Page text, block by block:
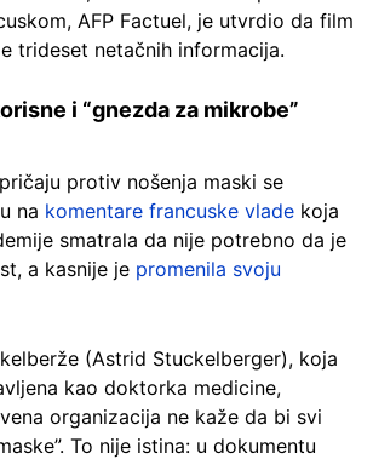
AFP Factuel, je utvrdio da film
trideset netačnih informacija.
i “gnezda za mikrobe”
protiv nošenja maski se
na komentare francuske vlade koja
smatrala da nije potrebno da je
a kasnije je promenila svoju
(Astrid Stuckelberger), koja
kao doktorka medicine,
organizacija ne kaže da bi svi
To nije istina: u dokumentu